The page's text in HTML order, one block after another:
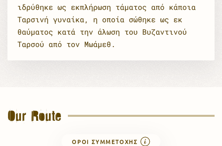
ιδρύθηκε ως εκπλήρωση τάματος από κάποια
Ταρσινή γυναίκα, η οποία σώθηκε ως εκ
θαύματος κατά την άλωση του Βυζαντινού
Ταρσού από τον Μωάμεθ.
Our Route
ΟΡΟΊ ΣΥΜΜΕΤΟΧΉΣ